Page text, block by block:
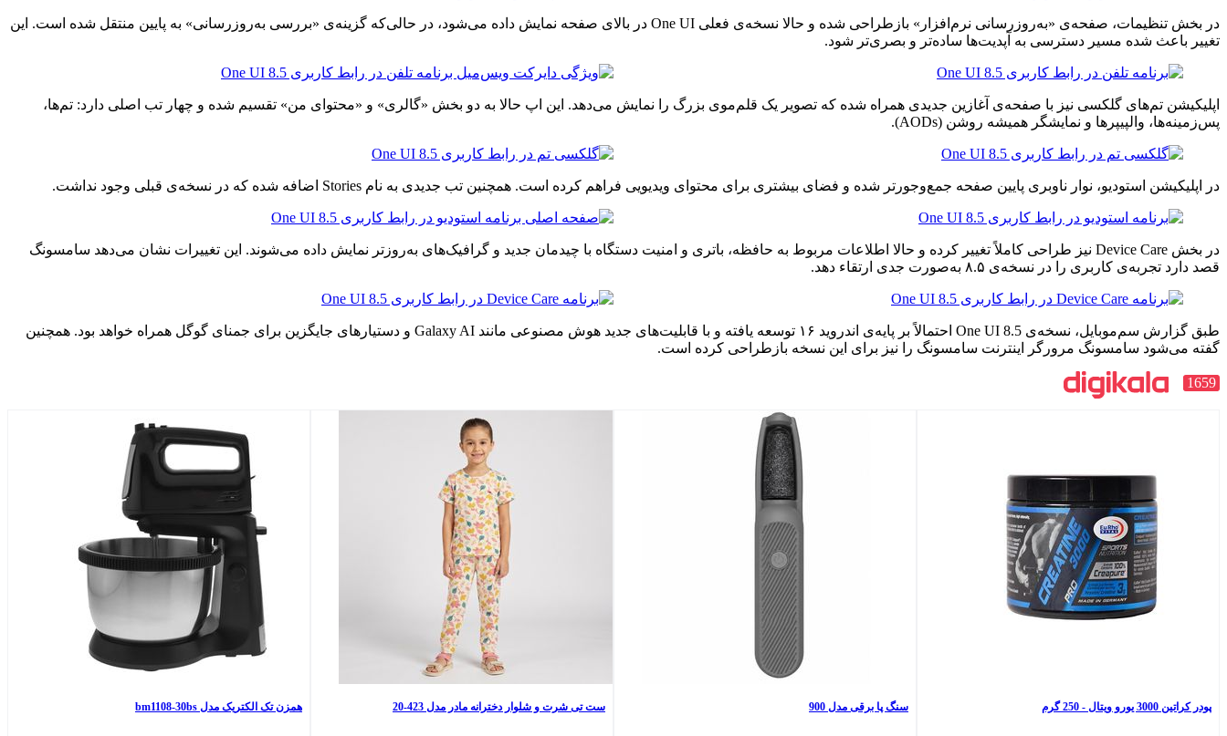
در بخش تنظیمات، صفحه‌ی «به‌روزرسانی نرم‌افزار» بازطراحی شده و حالا نسخه‌ی فعلی One UI در بالای صفحه نمایش داده می‌شود، در حالی‌که گزینه‌ی «بررسی به‌روزرسانی» به پایین منتقل شده است. این
تغییر باعث شده مسیر دسترسی به آپدیت‌ها ساده‌تر و بصری‌تر شود.
اپلیکیشن تم‌های گلکسی نیز با صفحه‌ی آغازین جدیدی همراه شده که تصویر یک قلم‌موی بزرگ را نمایش می‌دهد. این اپ حالا به دو بخش «گالری» و «محتوای من» تقسیم شده و چهار تب اصلی دارد: تم‌ها،
پس‌زمینه‌ها، والپیپرها و نمایشگر همیشه روشن (AODs).
در اپلیکیشن استودیو، نوار ناوبری پایین صفحه جمع‌وجورتر شده و فضای بیشتری برای محتوای ویدیویی فراهم کرده است. همچنین تب جدیدی به نام Stories اضافه شده که در نسخه‌ی قبلی وجود نداشت.
در بخش Device Care نیز طراحی کاملاً تغییر کرده و حالا اطلاعات مربوط به حافظه، باتری و امنیت دستگاه با چیدمان جدید و گرافیک‌های به‌روزتر نمایش داده می‌شوند. این تغییرات نشان می‌دهد سامسونگ
قصد دارد تجربه‌ی کاربری را در نسخه‌ی ۸.۵ به‌صورت جدی ارتقاء دهد.
طبق گزارش سم‌موبایل، نسخه‌ی One UI 8.5 احتمالاً بر پایه‌ی اندروید ۱۶ توسعه یافته و با قابلیت‌های جدید هوش مصنوعی مانند Galaxy AI و دستیارهای جایگزین برای جمنای گوگل همراه خواهد بود. همچنین
گفته می‌شود سامسونگ مرورگر اینترنت سامسونگ را نیز برای این نسخه بازطراحی کرده است.
1659
پودر کراتین 3000 یورو ویتال - 250 گرم سنگ پا برقی مدل 900 ست تی شرت و شلوار دخترانه مادر مدل 423-20 همزن تک الکتریک مدل bm1108-30bs